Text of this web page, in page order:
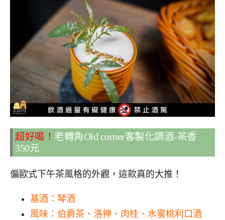
超好喝！ 老轉角Old corner客製化調酒-茶香
350元
偏歐式下午茶風格的外觀，這款真的大推！
基酒：琴酒
風味：伯爵茶、洛神、肉桂、水蜜桃利口酒